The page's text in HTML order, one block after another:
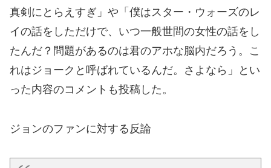
真剣にとらえすぎ」や「僕はスター・ウォーズのレ
イの話をしただけで、いつ一般世間の女性の話をし
たんだ？問題があるのは君のアホな脳内だろう。こ
れはジョークと呼ばれているんだ。さよなら」とい
った内容のコメントも投稿した。
ジョンのファンに対する反論